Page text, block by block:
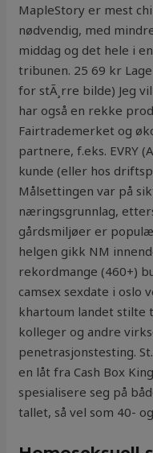
MapleStory er mest
nødvendig, med
middag og det hele i
tribunen. 25 69 kr
for stÃ¸rre bilde) Jeg
har også en rekke
Fairtrademerket og
partnere, f.eks. EVRY
kunde (eller hos
Målsettingen var på
næringsgrunnlag,
gårdsmiljøer er
helgen gikk NM
rekordmange (460+)
camsex sexdate i oslo
khartoum landet stilte
kolleger og andre
penetrasjonstesting.
en låt fra Cash Box
spesialisere seg på
tallet, så vel som 40-